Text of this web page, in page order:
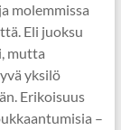
molemmissa
Eli juoksu
mutta
yksilö
Erikoisuus
–